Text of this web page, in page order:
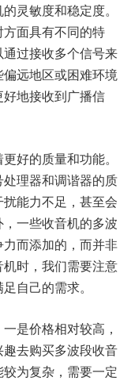
灵敏度和稳定度。
面具有不同的特
过接收多个信号来
远地区或困难环境
地接收到广播信
好的质量和功能。
理器和调谐器的质
能力不足，甚至会
一些收音机的多波
而添加的，而并非
时，我们需要注意
自己的需求。
是价格相对较高，
去购买多波段收音
为复杂，需要一定